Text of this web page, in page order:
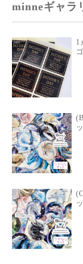
minneギャラ
1